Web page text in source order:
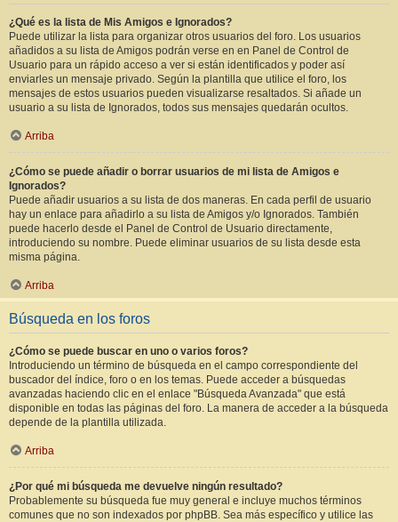
¿Qué es la lista de Mis Amigos e Ignorados?
Puede utilizar la lista para organizar otros usuarios del foro. Los usuarios
añadidos a su lista de Amigos podrán verse en en Panel de Control de
Usuario para un rápido acceso a ver si están identificados y poder así
enviarles un mensaje privado. Según la plantilla que utilice el foro, los
mensajes de estos usuarios pueden visualizarse resaltados. Si añade un
usuario a su lista de Ignorados, todos sus mensajes quedarán ocultos.
Arriba
¿Cómo se puede añadir o borrar usuarios de mi lista de Amigos e
Ignorados?
Puede añadir usuarios a su lista de dos maneras. En cada perfil de usuario
hay un enlace para añadirlo a su lista de Amigos y/o Ignorados. También
puede hacerlo desde el Panel de Control de Usuario directamente,
introduciendo su nombre. Puede eliminar usuarios de su lista desde esta
misma página.
Arriba
Búsqueda en los foros
¿Cómo se puede buscar en uno o varios foros?
Introduciendo un término de búsqueda en el campo correspondiente del
buscador del índice, foro o en los temas. Puede acceder a búsquedas
avanzadas haciendo clic en el enlace "Búsqueda Avanzada" que está
disponible en todas las páginas del foro. La manera de acceder a la búsqueda
depende de la plantilla utilizada.
Arriba
¿Por qué mi búsqueda me devuelve ningún resultado?
Probablemente su búsqueda fue muy general e incluye muchos términos
comunes que no son indexados por phpBB. Sea más específico y utilice las